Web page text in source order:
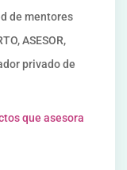
de mentores
ASESOR,
privado de
que asesora